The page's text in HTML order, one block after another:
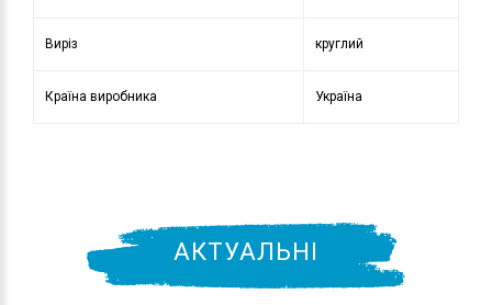
Виріз круглий
Країна виробника Україна
АКТУАЛЬНІ